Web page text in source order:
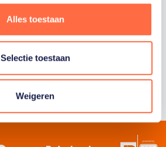
Alles toestaan
Selectie toestaan
Weigeren